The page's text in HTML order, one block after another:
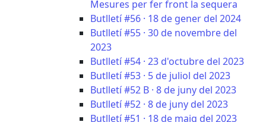
Mesures per fer front la sequera
Butlletí #56 · 18 de gener del 2024
Butlletí #55 · 30 de novembre del
2023
Butlletí #54 · 23 d'octubre del 2023
Butlletí #53 · 5 de juliol del 2023
Butlletí #52 B · 8 de juny del 2023
Butlletí #52 · 8 de juny del 2023
Butlletí #51 · 18 de maig del 2023